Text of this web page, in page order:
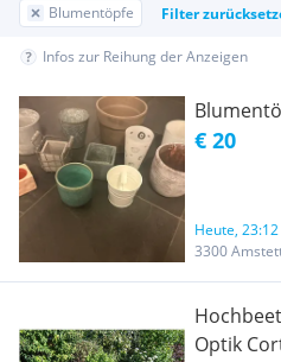
Blumentöpfe Filter
Infos zur Reihung der Anzeigen
€ 20
Heute,
3300
Optik